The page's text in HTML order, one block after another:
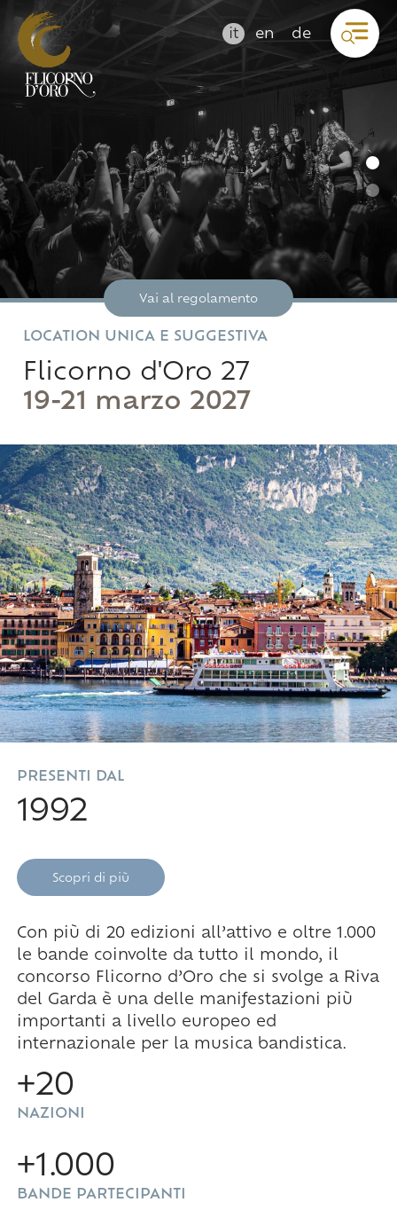
it en de
Vai al regolamento
LOCATION UNICA E SUGGESTIVA
Flicorno d'Oro 27
19-21 marzo 2027
PRESENTI DAL
1992
Scopri di più
Con più di 20 edizioni all’attivo e oltre 1.000
le bande coinvolte da tutto il mondo, il
concorso Flicorno d’Oro che si svolge a Riva
del Garda è una delle manifestazioni più
importanti a livello europeo ed
internazionale per la musica bandistica.
+20
NAZIONI
+1.000
BANDE PARTECIPANTI